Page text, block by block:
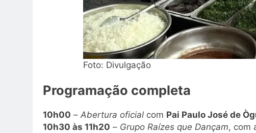
Foto: Divulgação
Programação completa
10h00 – Abertura oficial com Pai Paulo José de
10h30 às 11h20 – Grupo Raízes que Dançam, com